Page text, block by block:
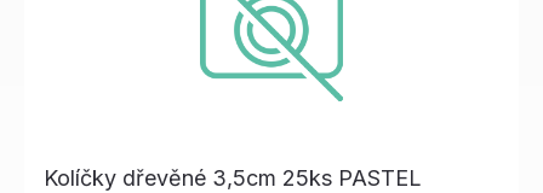
Kolíčky dřevěné 3,5cm 25ks PASTEL